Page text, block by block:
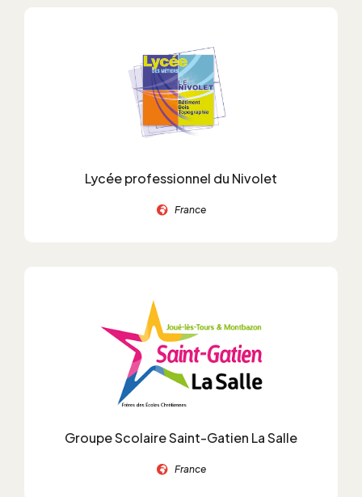
Lycée professionnel du Nivolet
France
Groupe Scolaire Saint-Gatien La Salle
France